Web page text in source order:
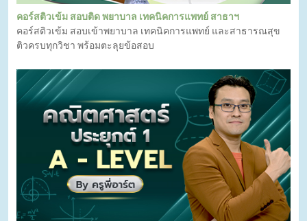
คอร์สติวเข้ม สอบติด พยาบาล เทคนิคการแพทย์ สาธาฯ
คอร์สติวเข้ม สอบเข้าพยาบาล เทคนิคการแพทย์ และสาธารณสุข
ติวครบทุกวิชา พร้อมตะลุยข้อสอบ